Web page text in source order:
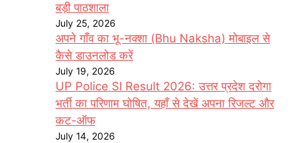
बड़ी पाठशाला
July 25, 2026
अपने गाँव का भू-नक्शा (Bhu Naksha) मोबाइल से
कैसे डाउनलोड करें
July 19, 2026
UP Police SI Result 2026: उत्तर प्रदेश दरोगा
भर्ती का परिणाम घोषित, यहाँ से देखें अपना रिजल्ट और
कट-ऑफ
July 14, 2026